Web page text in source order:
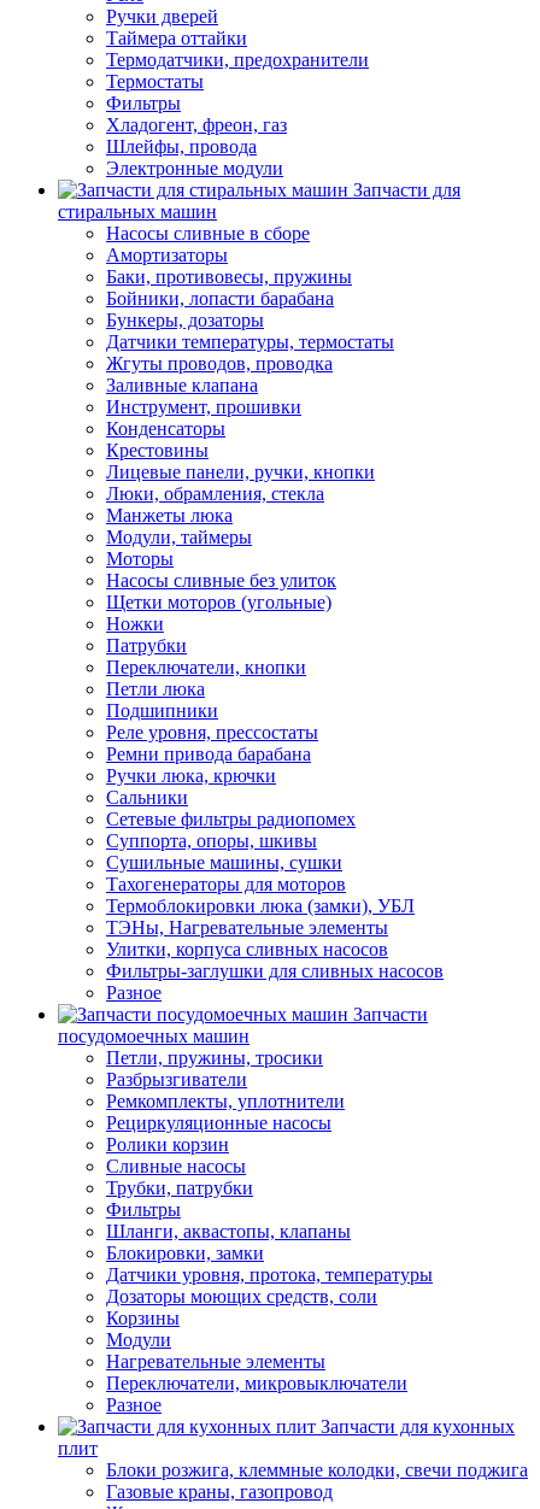
Ручки дверей
Таймера оттайки
Термодатчики, предохранители
Термостаты
Фильтры
Хладогент, фреон, газ
Шлейфы, провода
Электронные модули
Запчасти для
стиральных машин
Насосы сливные в сборе
Амортизаторы
Баки, противовесы, пружины
Бойники, лопасти барабана
Бункеры, дозаторы
Датчики температуры, термостаты
Жгуты проводов, проводка
Заливные клапана
Инструмент, прошивки
Конденсаторы
Крестовины
Лицевые панели, ручки, кнопки
Люки, обрамления, стекла
Манжеты люка
Модули, таймеры
Моторы
Насосы сливные без улиток
Щетки моторов (угольные)
Ножки
Патрубки
Переключатели, кнопки
Петли люка
Подшипники
Реле уровня, прессостаты
Ремни привода барабана
Ручки люка, крючки
Сальники
Сетевые фильтры радиопомех
Суппорта, опоры, шкивы
Сушильные машины, сушки
Тахогенераторы для моторов
Термоблокировки люка (замки), УБЛ
ТЭНы, Нагревательные элементы
Улитки, корпуса сливных насосов
Фильтры-заглушки для сливных насосов
Разное
Запчасти
посудомоечных машин
Петли, пружины, тросики
Разбрызгиватели
Ремкомплекты, уплотнители
Рециркуляционные насосы
Ролики корзин
Сливные насосы
Трубки, патрубки
Фильтры
Шланги, аквастопы, клапаны
Блокировки, замки
Датчики уровня, протока, температуры
Дозаторы моющих средств, соли
Корзины
Модули
Нагревательные элементы
Переключатели, микровыключатели
Разное
Запчасти для кухонных
плит
Блоки розжига, клеммные колодки, свечи поджига
Газовые краны, газопровод